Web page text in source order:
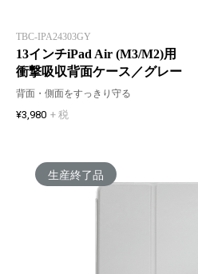
TBC-IPA24303GY
13インチiPad Air (M3/M2)用
衝撃吸収背面ケース／グレー
背面・側面をすっきり守る
¥3,980 + 税
生産終了品